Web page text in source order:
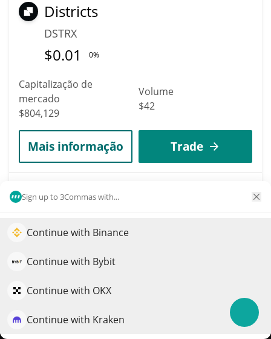
Sign up to 3Commas with...
Continue with Binance
Continue with Bybit
Continue with OKX
Continue with Kraken
Districts
DSTRX
$0.01 0%
Capitalização de
mercado
$804,129
Volume
$42
Mais informação Trade
Hestia
mercado
Impulsione o crescimento do seu portfólio com IA
QuantPilot é uma plataforma completa de estratégias onde
estratégias e conduzem pesquisas de mercado
Experimente grátis